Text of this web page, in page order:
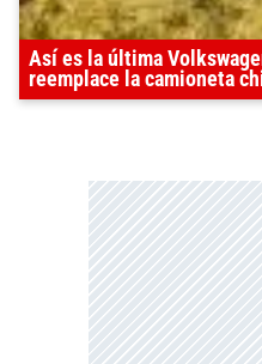
Así es la última
reemplace la camioneta